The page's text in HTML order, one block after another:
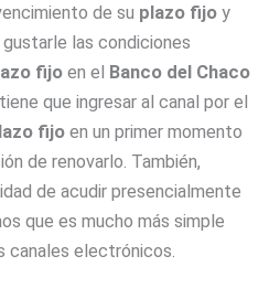
de su plazo fijo y
las condiciones
fijo en el Banco del Chaco
que ingresar al canal por el
fijo en un primer momento
de renovarlo. También,
de acudir presencialmente
que es mucho más simple
canales electrónicos.